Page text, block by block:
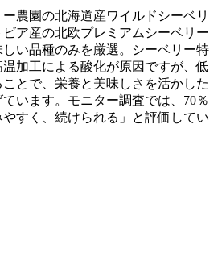
農園の北海道産ワイルドシーベリ
ア産の北欧プレミアムシーベリー
い品種のみを厳選。シーベリー特
加工による酸化が原因ですが、低
とで、栄養と美味しさを活かした
います。モニター調査では、70％
やすく、続けられる」と評価してい